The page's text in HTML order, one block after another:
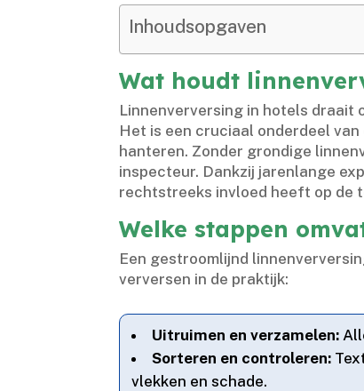
Inhoudsopgaven
Wat houdt
Linnenverversing in hotels draait
Het is een cruciaal onderdeel
hanteren.​ Zonder grondige
inspecteur.​ Dankzij jarenlange
rechtstreeks invloed heeft op de
Welke stappen
Een gestroomlijnd
verversen in de praktijk:
Uitruimen en verzamelen:
Sorteren en controleren:
vlekken en schade.​